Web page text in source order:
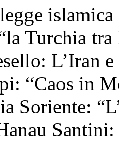
Turchia
L’Iran
“Caos in
Soriente: